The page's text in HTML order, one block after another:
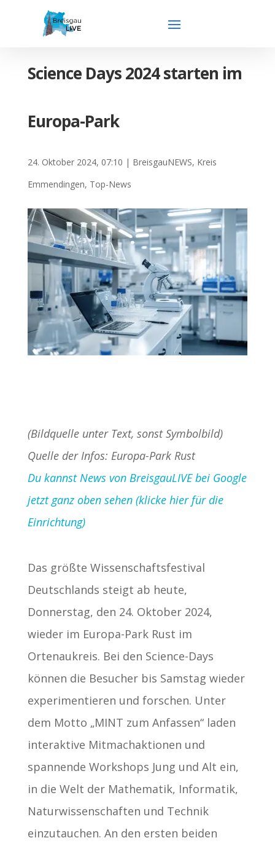
Science Days 2024 starten im
Europa-Park
24. Oktober 2024, 07:10 | BreisgauNEWS, Kreis
Emmendingen, Top-News
(Bildquelle unter Text, sonst Symbolbild)
Quelle der Infos: Europa-Park Rust
Du kannst News von BreisgauLIVE bei Google
jetzt ganz oben sehen (klicke hier für die
Einrichtung)
Das größte Wissenschaftsfestival
Deutschlands steigt ab heute,
Donnerstag, den 24. Oktober 2024,
wieder im Europa-Park Rust im
Ortenaukreis. Bei den Science-Days
können die Besucher bis Samstag wieder
experimentieren und forschen. Unter
dem Motto „MINT zum Anfassen“ laden
interaktive Mitmachaktionen und
spannende Workshops Jung und Alt ein,
in die Welt der Mathematik, Informatik,
Naturwissenschaften und Technik
einzutauchen. An den ersten beiden